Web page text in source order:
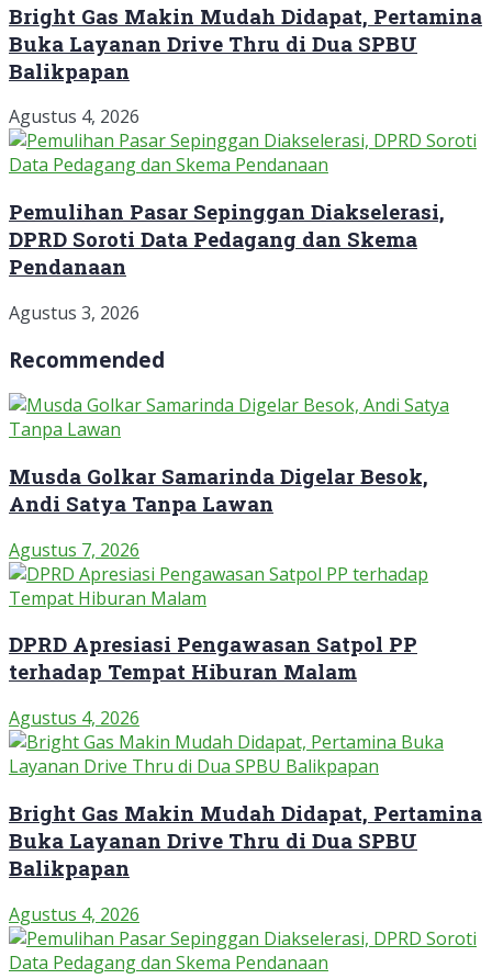
Bright Gas Makin Mudah Didapat, Pertamina
Buka Layanan Drive Thru di Dua SPBU
Balikpapan
Agustus 4, 2026
Pemulihan Pasar Sepinggan Diakselerasi,
DPRD Soroti Data Pedagang dan Skema
Pendanaan
Agustus 3, 2026
Recommended
Musda Golkar Samarinda Digelar Besok,
Andi Satya Tanpa Lawan
Agustus 7, 2026
DPRD Apresiasi Pengawasan Satpol PP
terhadap Tempat Hiburan Malam
Agustus 4, 2026
Bright Gas Makin Mudah Didapat, Pertamina
Buka Layanan Drive Thru di Dua SPBU
Balikpapan
Agustus 4, 2026